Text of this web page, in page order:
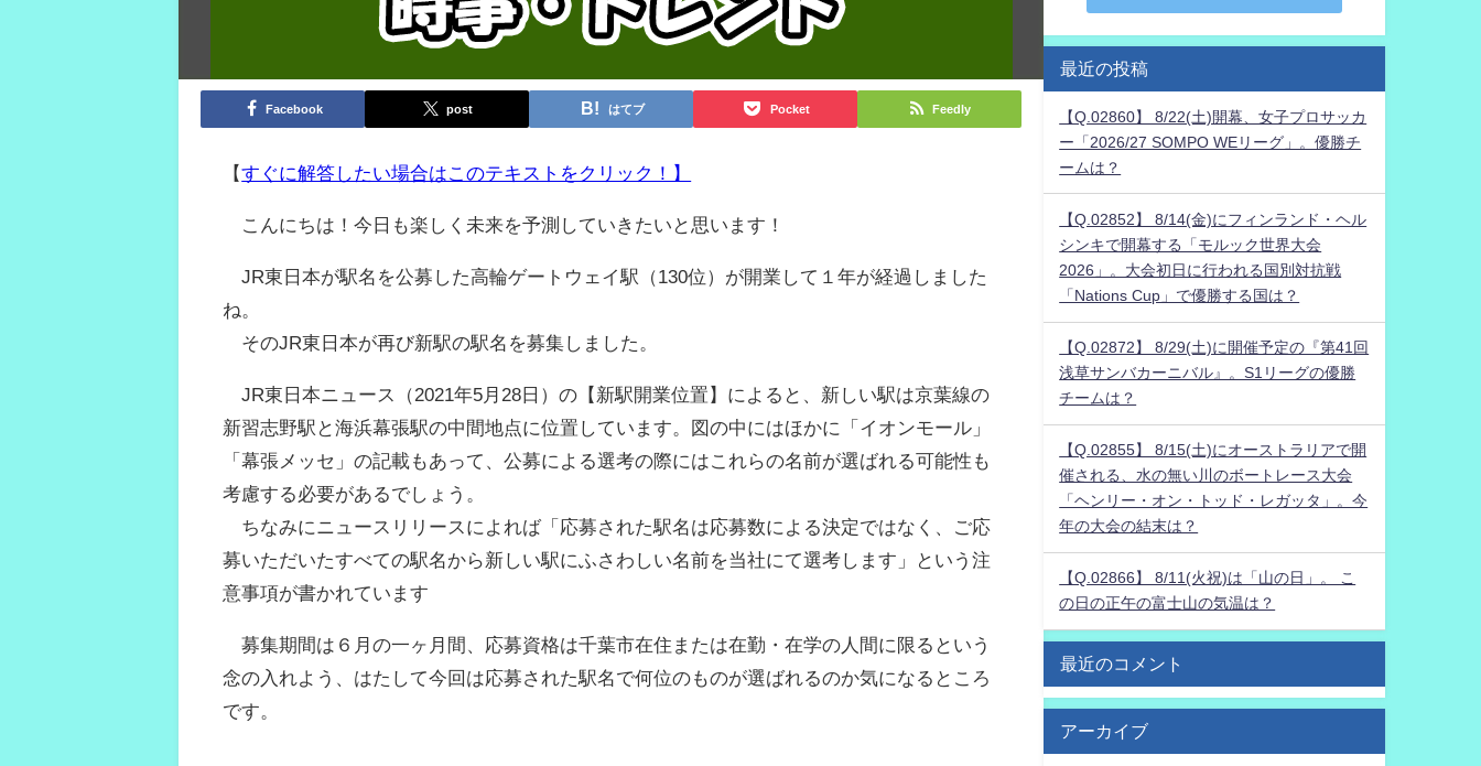
Facebook post はてブ Pocket Feedly
【すぐに解答したい場合はこのテキストをクリック！】
こんにちは！今日も楽しく未来を予測していきたいと思います！
JR東日本が駅名を公募した高輪ゲートウェイ駅（130位）が開業して１年が経過しました
ね。
そのJR東日本が再び新駅の駅名を募集しました。
JR東日本ニュース（2021年5月28日）の【新駅開業位置】によると、新しい駅は京葉線の
新習志野駅と海浜幕張駅の中間地点に位置しています。図の中にはほかに「イオンモール」
「幕張メッセ」の記載もあって、公募による選考の際にはこれらの名前が選ばれる可能性も
考慮する必要があるでしょう。
ちなみにニュースリリースによれば「応募された駅名は応募数による決定ではなく、ご応
募いただいたすべての駅名から新しい駅にふさわしい名前を当社にて選考します」という注
意事項が書かれています
募集期間は６月の一ヶ月間、応募資格は千葉市在住または在勤・在学の人間に限るという
念の入れよう、はたして今回は応募された駅名で何位のものが選ばれるのか気になるところ
です。
最近の投稿
【Q.02860】 8/22(土)開幕、女子プロサッカ
ー「2026/27 SOMPO WEリーグ」。優勝チ
ームは？
【Q.02852】 8/14(金)にフィンランド・ヘル
シンキで開幕する「モルック世界大会
2026」。大会初日に行われる国別対抗戦
「Nations Cup」で優勝する国は？
【Q.02872】 8/29(土)に開催予定の『第41回
浅草サンバカーニバル』。S1リーグの優勝
チームは？
【Q.02855】 8/15(土)にオーストラリアで開
催される、水の無い川のボートレース大会
「ヘンリー・オン・トッド・レガッタ」。今
年の大会の結末は？
【Q.02866】 8/11(火祝)は「山の日」。 こ
の日の正午の富士山の気温は？
最近のコメント
アーカイブ